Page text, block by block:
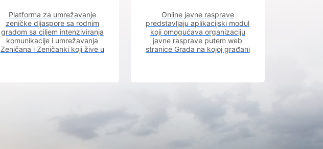
Platforma za umrežavanje
zeničke dijaspore sa rodnim
gradom sa ciljem intenziviranja
komunikacije i umrežavanja
Zeničana i Zeničanki koji žive u
Online javne rasprave
predstavljaju aplikacijski modul
koji omogućava organizaciju
javne rasprave putem web
stranice Grada na kojoj građani